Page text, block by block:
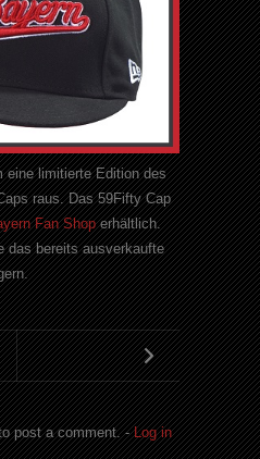
eine limitierte Edition des
raus. Das 59Fifty Cap
Fan Shoperhältlich.
das bereits ausverkaufte
post a comment. -Log in